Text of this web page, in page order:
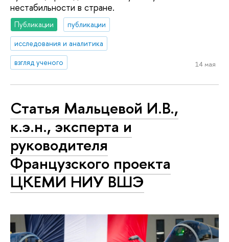
нестабильности в стране.
Публикации
публикации
исследования и аналитика
взгляд ученого
14 мая
Статья Мальцевой И.В.,
к.э.н., эксперта и
руководителя
Французского проекта
ЦКЕМИ НИУ ВШЭ